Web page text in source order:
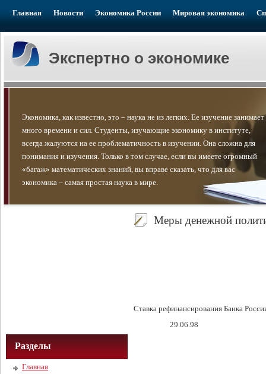
Главная Новости Экономика России Мировая экономика
Экспертно о экономике
Экономика, как известно, это – наука не из легких. Ее изучение занимает
много времени и сил. Студенты, изучающие экономику в институте,
всегда жалуются на ее проблематичность в изучении. Она сложна для
понимания и изучения. Только в том случае, если вы имеете огромный
«багаж» математических знаний, вы вправе сказать, что для вас
экономика – самая простая наука в мире.
Разделы
Главная
Меры денежной
Ставка рефинансирования Банка
29.06.98